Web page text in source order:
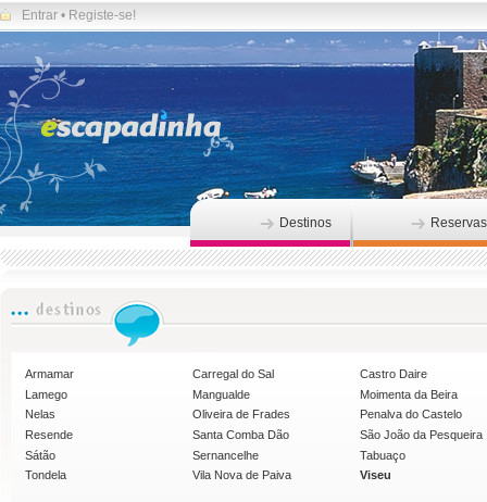
Entrar • Registe-se!
Destinos Reservas
Armamar Carregal do Sal
Castro Daire
Lamego
Mangualde
Moimenta da Beira
Nelas
Oliveira de Frades
Penalva do Castelo
Resende
Santa Comba Dão
São João da Pesqueira
Sátão
Sernancelhe
Tabuaço
Tondela
Vila Nova de Paiva Viseu